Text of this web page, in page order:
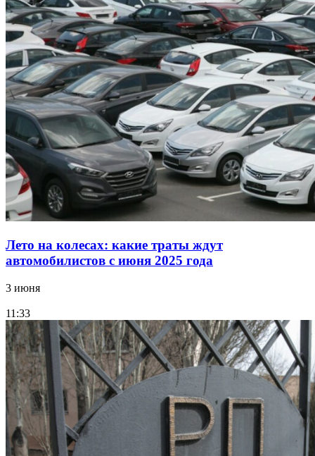
Лето на колесах: какие траты ждут
автомобилистов с июня 2025 года
3 июня
11:33